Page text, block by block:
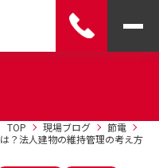
TOP 現場ブログ
節電
？法人建物の維持管理の考え方